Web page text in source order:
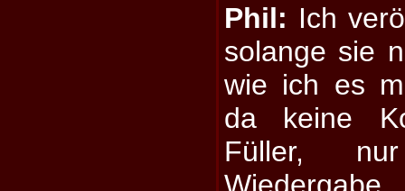
Phil: Ich
solange sie
wie ich es
da keine
Füller,